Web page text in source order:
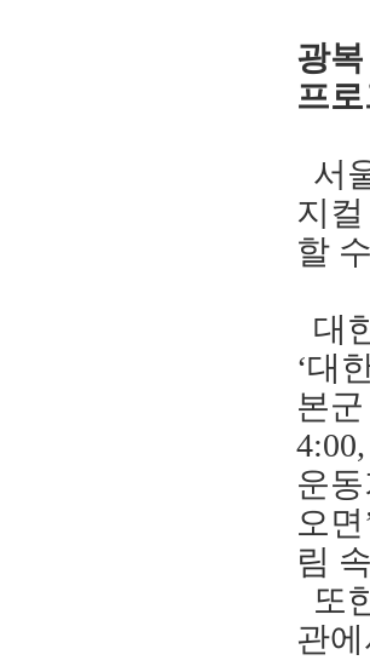
광복
프
서
지컬
할
대
‘대
본
운
오면
림
또
관